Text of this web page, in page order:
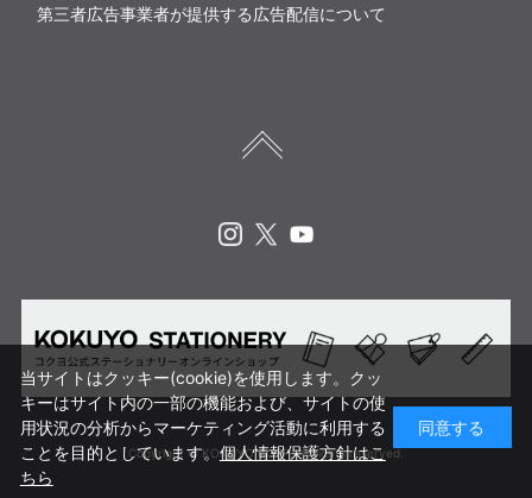
第三者広告事業者が提供する広告配信について
Copyright © KOKUYO CORP. All rights reserved.
当サイトはクッキー(cookie)を使用します。クッ
キーはサイト内の一部の機能および、サイトの使
用状況の分析からマーケティング活動に利用する
ことを目的としています。個人情報保護方針はこ
ちら
同意する